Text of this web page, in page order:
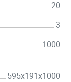
20
3
1000
595x191x1000